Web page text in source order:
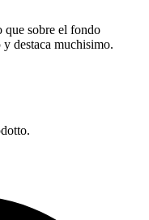
que sobre el fondo
destaca muchisimo.